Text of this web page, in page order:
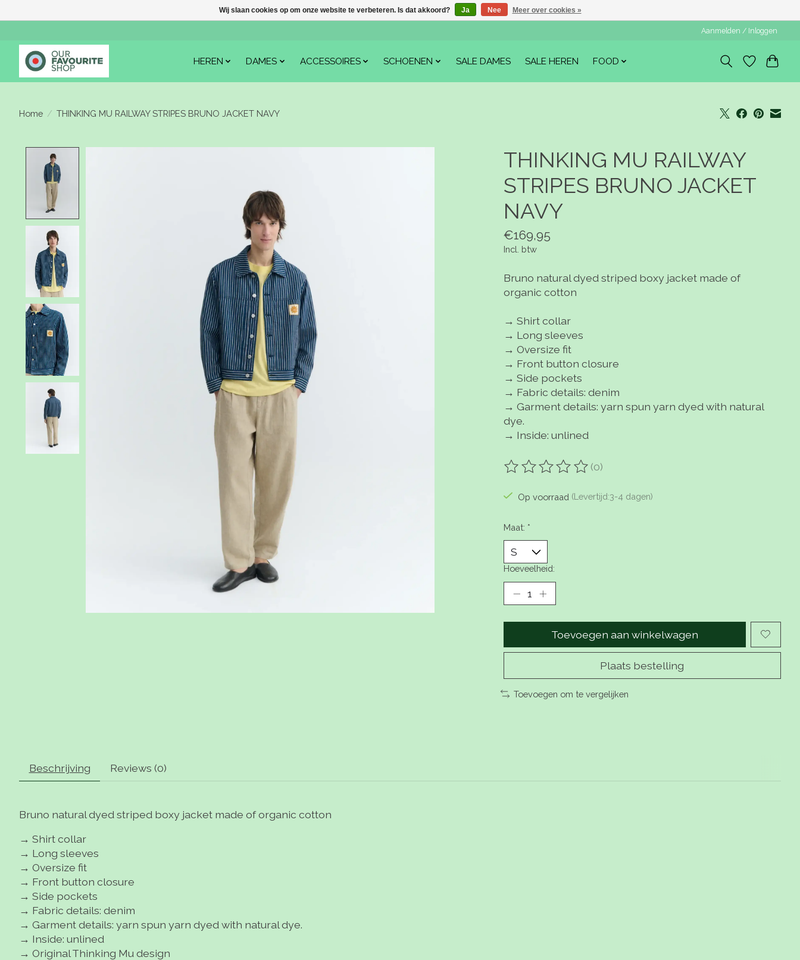
Aanmelden / Inloggen
HEREN DAMES ACCESSOIRES SCHOENEN SALE DAMES SALE HEREN FOOD
Home / THINKING MU RAILWAY STRIPES BRUNO JACKET NAVY
THINKING MU RAILWAY
STRIPES BRUNO JACKET
NAVY
€169,95
Incl. btw
Bruno natural dyed striped boxy jacket made of
organic cotton
→ Shirt collar
→ Long sleeves
→ Oversize fit
→ Front button closure
→ Side pockets
→ Fabric details: denim
→ Garment details: yarn spun yarn dyed with natural
dye.
→ Inside: unlined
De beoordeling van dit product is
(0)
Op voorraad (Levertijd:3-4 dagen)
Maat: *
Hoeveelheid:
Toevoegen aan winkelwagen
Plaats bestelling
Toevoegen om te vergelijken
Beschrijving Reviews (0)
Bruno natural dyed striped boxy jacket made of organic cotton
→ Shirt collar
→ Long sleeves
→ Oversize fit
→ Front button closure
→ Side pockets
→ Fabric details: denim
→ Garment details: yarn spun yarn dyed with natural dye.
→ Inside: unlined
→ Original Thinking Mu design
Wij slaan cookies op om onze website te verbeteren. Is dat akkoord? Ja Nee Meer over cookies »